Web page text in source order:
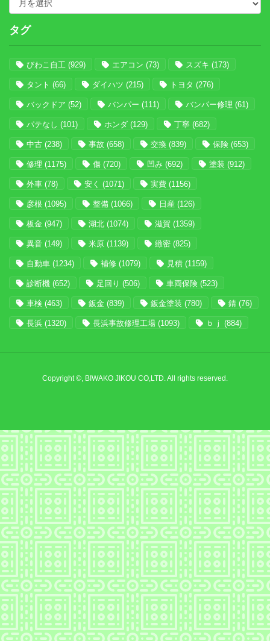
タグ
びわこ自工 (929) エアコン (73) スズキ (173)
タント (66) ダイハツ (215) トヨタ (276)
バックドア (52) バンパー (111) バンパー修理 (61)
パテなし (101) ホンダ (129) 丁寧 (682)
中古 (238) 事故 (658) 交換 (839) 保険 (653)
修理 (1175) 傷 (720) 凹み (692) 塗装 (912)
外車 (78) 安く (1071) 実費 (1156)
彦根 (1095) 整備 (1066) 日産 (126)
板金 (947) 湖北 (1074) 滋賀 (1359)
異音 (149) 米原 (1139) 緻密 (825)
自動車 (1234) 補修 (1079) 見積 (1159)
診断機 (652) 足回り (506) 車両保険 (523)
車検 (463) 鈑金 (839) 鈑金塗装 (780) 錆 (76)
長浜 (1320) 長浜事故修理工場 (1093) ｂｊ (884)
Copyright ©, BIWAKO JIKOU CO,LTD. All rights reserved.